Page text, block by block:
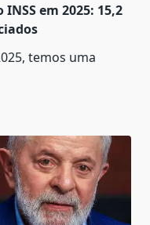
em 2025: 15,2
temos uma